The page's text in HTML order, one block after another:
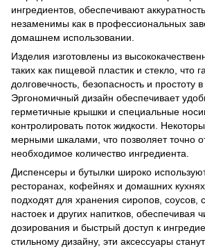
ингредиентов, обеспечивают
незаменимы как в профессиональных
домашнем использовании.
Изделия изготовлены из
таких как пищевой пластик и стекло, что
долговечность, безопасность и простоту в
Эргономичный дизайн обеспечивает
герметичные крышки и специальные
контролировать поток жидкости.
мерными шкалами, что позволяет точно
необходимое количество ингредиента.
Диспенсеры и бутылки широко
ресторанах, кофейнях и домашних
подходят для хранения сиропов, соусов,
настоек и других напитков, обеспечивая
дозирования и быстрый доступ к
стильному дизайну, эти аксессуары